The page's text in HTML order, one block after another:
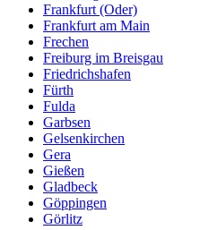
Frankfurt (Oder)
Frankfurt am Main
Frechen
Freiburg im Breisgau
Friedrichshafen
Fürth
Fulda
Garbsen
Gelsenkirchen
Gera
Gießen
Gladbeck
Göppingen
Görlitz